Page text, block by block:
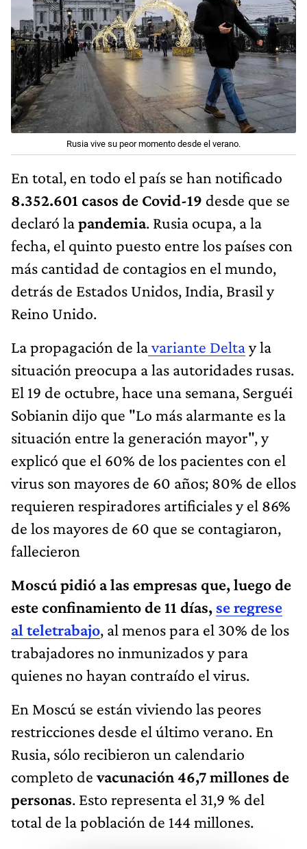
Rusia vive su peor momento desde el verano.
En total, en todo el país se han notificado
8.352.601 casos de Covid-19 desde que se
declaró lapandemia. Rusia ocupa, a la
fecha, el quinto puesto entre los países con
más cantidad de contagios en el mundo,
detrás de Estados Unidos, India, Brasil y
Reino Unido.
La propagación de lavariante Deltay la
situación preocupa a las autoridades rusas.
El 19 de octubre, hace una semana, Serguéi
Sobianin dijo que "Lo más alarmante es la
situación entre la generación mayor", y
explicó que el 60% de los pacientes con el
virus son mayores de 60 años; 80% de ellos
requieren respiradores artificiales y el 86%
de los mayores de 60 que se contagiaron,
fallecieron
Moscú pidió a las empresas que, luego de
este confinamiento de 11 días, se regrese
al teletrabajo, al menos para el 30% de los
trabajadores no inmunizados y para
quienes no hayan contraído el virus.
En Moscú se están viviendo las peores
restricciones desde el último verano. En
Rusia, sólo recibieron un calendario
completo devacunación 46,7 millones de
personas. Esto representa el 31,9 % del
total de la población de 144 millones.